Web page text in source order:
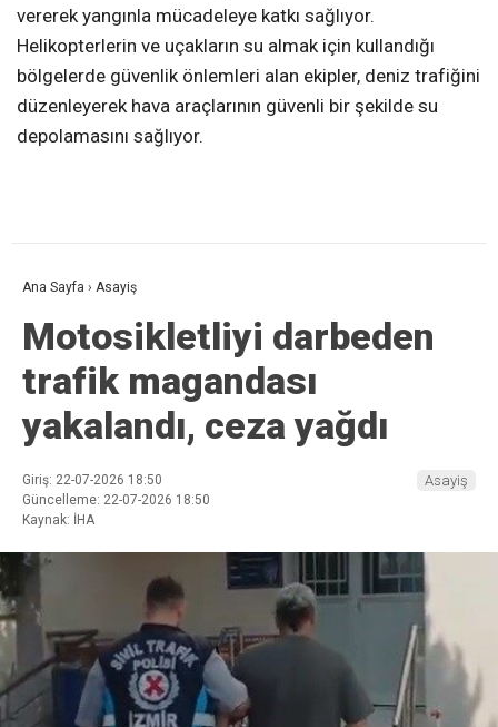
vererek yangınla mücadeleye katkı sağlıyor.
Helikopterlerin ve uçakların su almak için kullandığı
bölgelerde güvenlik önlemleri alan ekipler, deniz trafiğini
düzenleyerek hava araçlarının güvenli bir şekilde su
depolamasını sağlıyor.
Ana Sayfa › Asayiş
Motosikletliyi darbeden
trafik magandası
yakalandı, ceza yağdı
Giriş: 22-07-2026 18:50
Güncelleme: 22-07-2026 18:50
Kaynak: İHA
Asayiş